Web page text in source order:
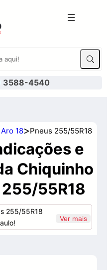
3588-4540
18>Pneus 255/55R18
e
Chiquinho
55R18
255/55R18
Ver mais